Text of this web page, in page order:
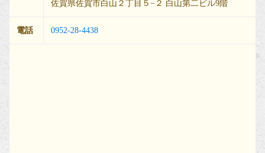
佐賀県佐賀市白山２丁目５−２ 白山第二ビル9階
電話 0952-28-4438